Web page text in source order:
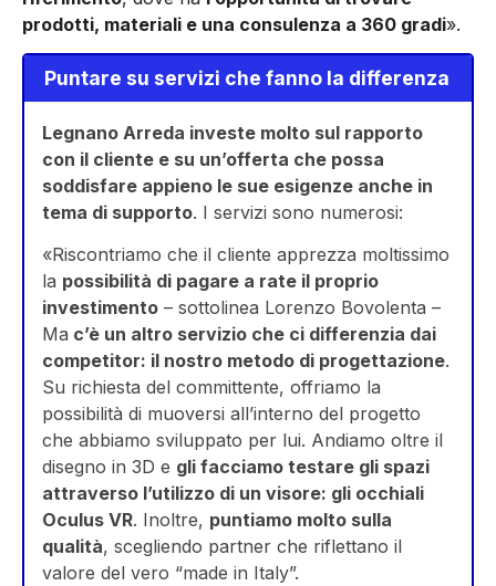
prodotti, materiali e una consulenza a 360 gradi».
Puntare su servizi che fanno la differenza
Legnano Arreda investe molto sul rapporto
con il cliente e su un’offerta che possa
soddisfare appieno le sue esigenze anche in
tema di supporto. I servizi sono numerosi:
«Riscontriamo che il cliente apprezza moltissimo
la possibilità di pagare a rate il proprio
investimento – sottolinea Lorenzo Bovolenta –
Ma c’è un altro servizio che ci differenzia dai
competitor: il nostro metodo di progettazione.
Su richiesta del committente, offriamo la
possibilità di muoversi all’interno del progetto
che abbiamo sviluppato per lui. Andiamo oltre il
disegno in 3D e gli facciamo testare gli spazi
attraverso l’utilizzo di un visore: gli occhiali
Oculus VR. Inoltre, puntiamo molto sulla
qualità, scegliendo partner che riflettano il
valore del vero “made in Italy”.